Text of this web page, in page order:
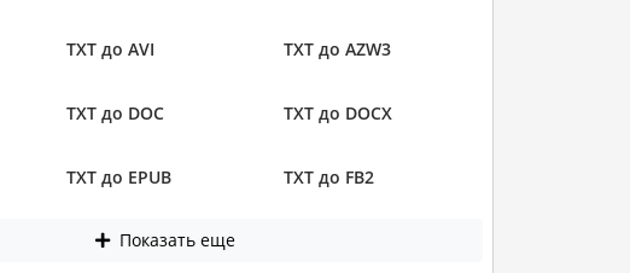
TXT до AVI TXT до AZW3
TXT до DOC TXT до DOCX
TXT до EPUB TXT до FB2
Показать еще